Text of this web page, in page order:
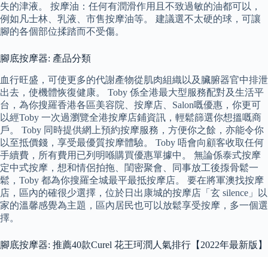
失的津液。 按摩油：任何有潤滑作用且不致過敏的油都可以，
例如凡士林、乳液、市售按摩油等。 建議選不太硬的球，可讓
腳的各個部位揉踏而不受傷。
腳底按摩器: 產品分類
血行旺盛，可使更多的代謝產物從肌肉組織以及臟腑器官中排泄
出去，使機體恢復健康。 Toby 係全港最大型服務配對及生活平
台，為你搜羅香港各區美容院、按摩店、Salon嘅優惠，你更可
以經Toby 一次過瀏覽全港按摩店鋪資訊，輕鬆篩選你想搵嘅商
戶。 Toby 同時提供網上預約按摩服務，方便你之餘，亦能令你
以至抵價錢，享受最優質按摩體驗。 Toby 唔會向顧客收取任何
手續費，所有費用已列明喺購買優惠單據中。 無論係泰式按摩
定中式按摩，想和情侶拍拖、閨密聚會、同事放工後揼骨鬆一
鬆，Toby 都為你搜羅全城最平最抵按摩店。 要在將軍澳找按摩
店，區內的確很少選擇，位於日出康城的按摩店「玄 silence」以
家的溫馨感覺為主題，區內居民也可以放鬆享受按摩，多一個選
擇。
腳底按摩器: 推薦40款Curel 花王珂潤人氣排行【2022年最新版】